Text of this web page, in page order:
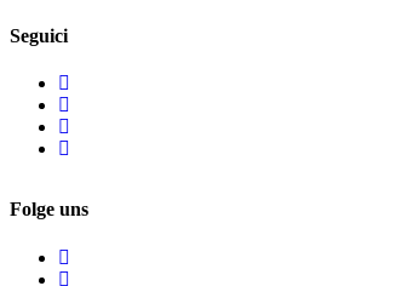
Seguici
Folge uns